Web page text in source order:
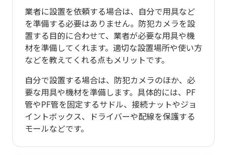
業者に設置を依頼する場合は、自分で用具など
を準備する必要はありません。防犯カメラを設
置する目的に合わせて、業者が必要な用具や機
材を準備してくれます。適切な設置場所や使い方
などを教えてくれる点もメリットです。
自分で設置する場合は、防犯カメラのほか、必
要な用具や機材を準備します。具体的には、PF
管やPF管を固定するサドル、接続ナットやジョ
イントボックス、ドライバーや配線を保護する
モールなどです。